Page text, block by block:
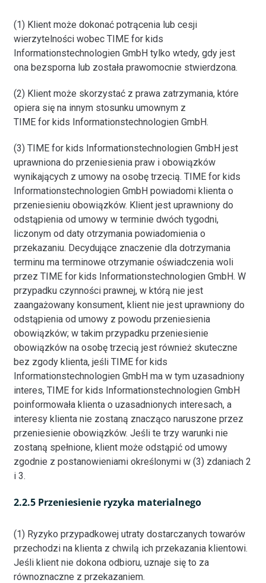
(1) Klient może dokonać potrącenia lub cesji
wierzytelności wobec TIME for kids
Informationstechnologien GmbH tylko wtedy, gdy jest
ona bezsporna lub została prawomocnie stwierdzona.
(2) Klient może skorzystać z prawa zatrzymania, które
opiera się na innym stosunku umownym z
TIME for kids Informationstechnologien GmbH.
(3) TIME for kids Informationstechnologien GmbH jest
uprawniona do przeniesienia praw i obowiązków
wynikających z umowy na osobę trzecią. TIME for kids
Informationstechnologien GmbH powiadomi klienta o
przeniesieniu obowiązków. Klient jest uprawniony do
odstąpienia od umowy w terminie dwóch tygodni,
liczonym od daty otrzymania powiadomienia o
przekazaniu. Decydujące znaczenie dla dotrzymania
terminu ma terminowe otrzymanie oświadczenia woli
przez TIME for kids Informationstechnologien GmbH. W
przypadku czynności prawnej, w którą nie jest
zaangażowany konsument, klient nie jest uprawniony do
odstąpienia od umowy z powodu przeniesienia
obowiązków; w takim przypadku przeniesienie
obowiązków na osobę trzecią jest również skuteczne
bez zgody klienta, jeśli TIME for kids
Informationstechnologien GmbH ma w tym uzasadniony
interes, TIME for kids Informationstechnologien GmbH
poinformowała klienta o uzasadnionych interesach, a
interesy klienta nie zostaną znacząco naruszone przez
przeniesienie obowiązków. Jeśli te trzy warunki nie
zostaną spełnione, klient może odstąpić od umowy
zgodnie z postanowieniami określonymi w (3) zdaniach 2
i 3.
2.2.5 Przeniesienie ryzyka materialnego
(1) Ryzyko przypadkowej utraty dostarczanych towarów
przechodzi na klienta z chwilą ich przekazania klientowi.
Jeśli klient nie dokona odbioru, uznaje się to za
równoznaczne z przekazaniem.